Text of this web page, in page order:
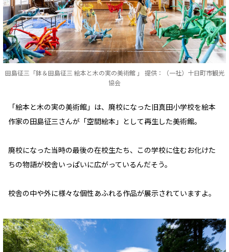
田島征三「鉢＆田島征三 絵本と木の実の美術館 」 提供：（一社）十日町市観光
協会
「絵本と木の実の美術館」は、廃校になった旧真田小学校を絵本
作家の田島征三さんが「空間絵本」として再生した美術館。
廃校になった当時の最後の在校生たち、この学校に住むお化けた
ちの物語が校舎いっぱいに広がっているんだそう。
校舎の中や外に様々な個性あふれる作品が展示されていますよ。